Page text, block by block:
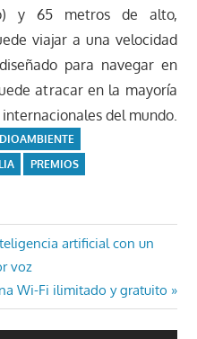
y 65 metros de alto,
viajar a una velocidad
para navegar en
atracar en la mayoría
del mundo.
PREMIOS
artificial con un
voz
Wi-Fi ilimitado y gratuito